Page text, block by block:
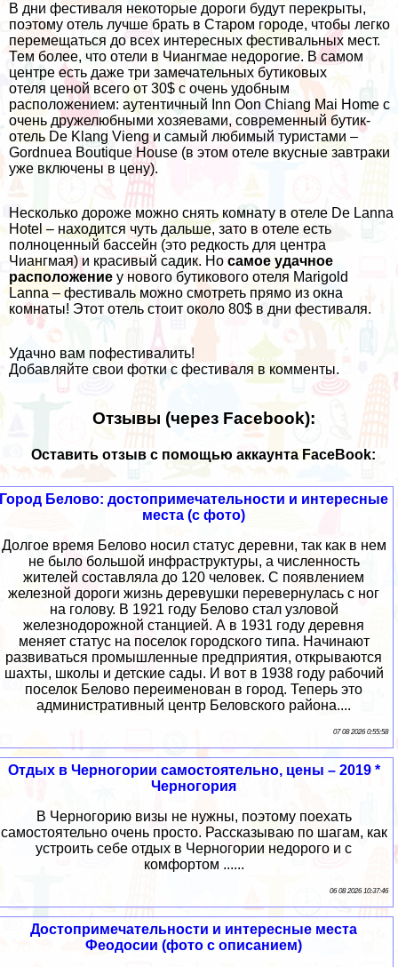
В дни фестиваля некоторые дороги будут перекрыты,
поэтому отель лучше брать в Старом городе, чтобы легко
перемещаться до всех интересных фестивальных мест.
Тем более, что отели в Чиангмае недорогие. В самом
центре есть даже три замечательных бутиковых
отеля ценой всего от 30$ с очень удобным
расположением: аутентичный Inn Oon Chiang Mai Home с
очень дружелюбными хозяевами, современный бутик-
отель De Klang Viengи самый любимый туристами –
Gordnuea Boutique House (в этом отеле вкусные завтраки
уже включены в цену).
Несколько дороже можно снять комнату в отеле De Lanna
Hotel – находится чуть дальше, зато в отеле есть
полноценный бассейн (это редкость для центра
Чиангмая) и красивый садик. Но самое удачное
расположение у нового бутикового отеля Marigold
Lanna– фестиваль можно смотреть прямо из окна
комнаты! Этот отель стоит около 80$ в дни фестиваля.
Удачно вам пофестивалить!
Добавляйте свои фотки с фестиваля в комменты.
Отзывы (через Facebook):
Оставить отзыв с помощью аккаунта FaceBook:
Город Белово: достопримечательности и интересные
места (с фото)
Долгое время Белово носил статус деревни, так как в нем
не было большой инфраструктуры, а численность
жителей составляла до 120 человек. С появлением
железной дороги жизнь деревушки перевернулась с ног
на голову. В 1921 году Белово стал узловой
железнодорожной станцией. А в 1931 году деревня
меняет статус на поселок городского типа. Начинают
развиваться промышленные предприятия, открываются
шахты, школы и детские сады. И вот в 1938 году рабочий
поселок Белово переименован в город. Теперь это
административный центр Беловского района....
07 08 2026 0:55:58
Отдых в Черногории самостоятельно, цены – 2019 *
Черногория
В Черногорию визы не нужны, поэтому поехать
самостоятельно очень просто. Рассказываю по шагам, как
устроить себе отдых в Черногории недорого и с
комфортом ......
06 08 2026 10:37:46
Достопримечательности и интересные места
Феодосии (фото с описанием)